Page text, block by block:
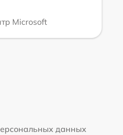
Microsoft
данных